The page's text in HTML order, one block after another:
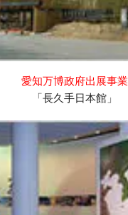
愛知万博政府出展事業
「長久手日本館」